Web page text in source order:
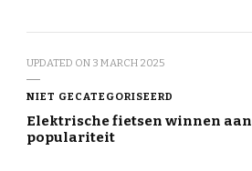
UPDATED ON 3 MARCH 2025
NIET GECATEGORISEERD
Elektrische fietsen winnen aan
populariteit